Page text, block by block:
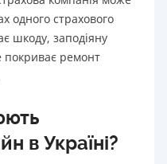
одного страхового
шкоду, заподіяну
ремонт
в Україні?